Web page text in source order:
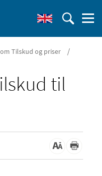
Tilskud og priser /
til